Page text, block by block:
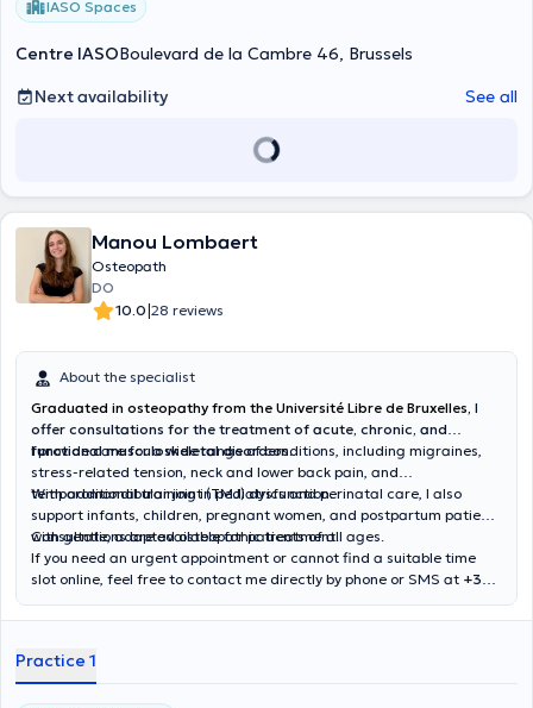
IASO Spaces
Centre IASOBoulevard de la Cambre 46, Brussels
Next availability
See all
Manou Lombaert
Osteopath
DO
10.0|28 reviews
About the specialist
Graduated in osteopathy from the Université Libre de Bruxelles, I
offer consultations for the treatment of acute, chronic, and
functional musculoskeletal disorders.
I provide care for a wide range of conditions, including migraines,
stress-related tension, neck and lower back pain, and
temporomandibular joint (TMJ) dysfunction.
With additional training in pediatrics and perinatal care, I also
support infants, children, pregnant women, and postpartum patients
with gentle, adapted osteopathic treatment.
Consultations are available for patients of all ages.
If you need an urgent appointment or cannot find a suitable time
slot online, feel free to contact me directly by phone or SMS at +32
Practice 1